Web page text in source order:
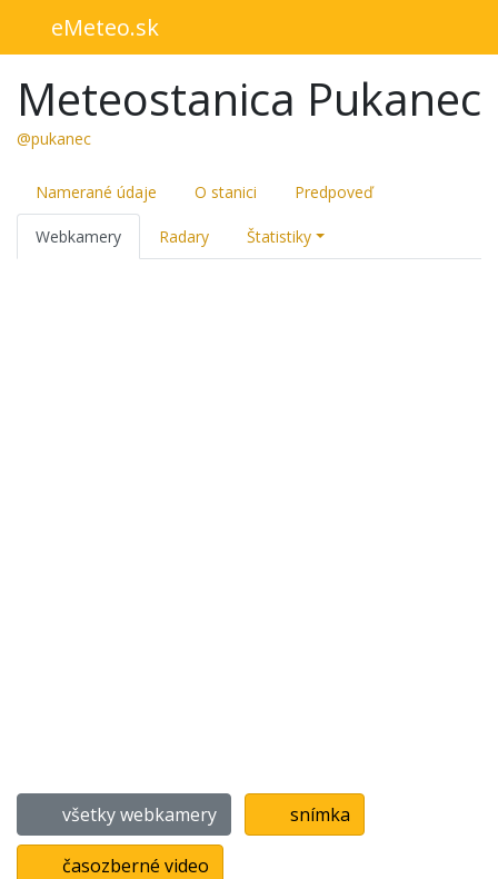
eMeteo.sk
Meteostanica Pukanec
@pukanec
Namerané údaje O stanici Predpoveď
Webkamery Radary Štatistiky
všetky webkamery snímka
časozberné video